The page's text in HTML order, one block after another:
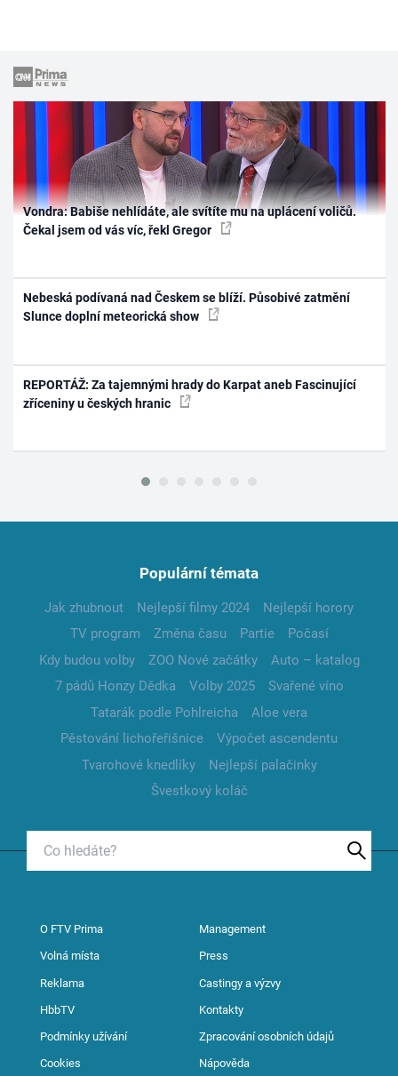
Vondra: Babiše nehlídáte, ale svítíte mu na uplácení voličů.
Čekal jsem od vás víc, řekl Gregor
Nebeská podívaná nad Českem se blíží. Působivé zatmění
Slunce doplní meteorická show
REPORTÁŽ: Za tajemnými hrady do Karpat aneb Fascinující
zříceniny u českých hranic
Populární témata
Jak zhubnout Nejlepší filmy 2024
Nejlepší horory
TV program
Změna času Partie
Počasí
Kdy budou volby
ZOO Nové začátky
Auto – katalog
7 pádů Honzy Dědka
Volby 2025
Svařené víno
Tatarák podle Pohlreicha
Aloe vera
Pěstování lichořeřišnice
Výpočet ascendentu
Tvarohové knedlíky
Nejlepší palačinky
Švestkový koláč
O FTV Prima Management
Volná místa Press
Reklama Castingy a výzvy
HbbTV Kontakty
Podmínky užívání Zpracování osobních údajů
Cookies Nápověda